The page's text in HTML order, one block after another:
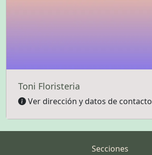
Toni Floristeria
Ver dirección y datos de contacto
Secciones